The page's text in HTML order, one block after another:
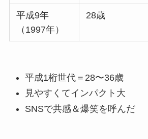
平成9年
（1997年）
28歳
平成1桁世代＝28〜36歳
見やすくてインパクト大
SNSで共感＆爆笑を呼んだ